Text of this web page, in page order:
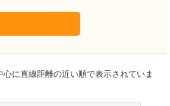
心に直線距離の近い順で表示されていま
県君津市
木病院
院の特長や力を入れている診療を教えてくだ